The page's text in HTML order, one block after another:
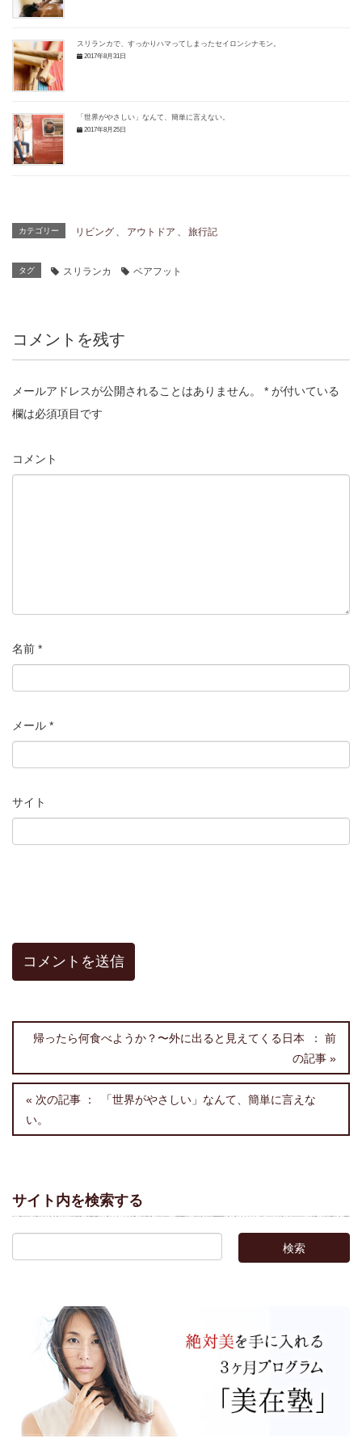
スリランカで、すっかりハマってしまったセイロンシナモン。
2017年8月31日
「世界がやさしい」なんて、簡単に言えない。
2017年8月25日
カテゴリー リビング アウトドア 旅行記
タグ スリランカ ベアフット
コメントを残す
メールアドレスが公開されることはありません。 * が付いている
欄は必須項目です
コメント
名前 *
メール *
サイト
帰ったら何食べようか？〜外に出ると見えてくる日本
「世界がやさしい」なんて、簡単に言えな
い。
サイト内を検索する